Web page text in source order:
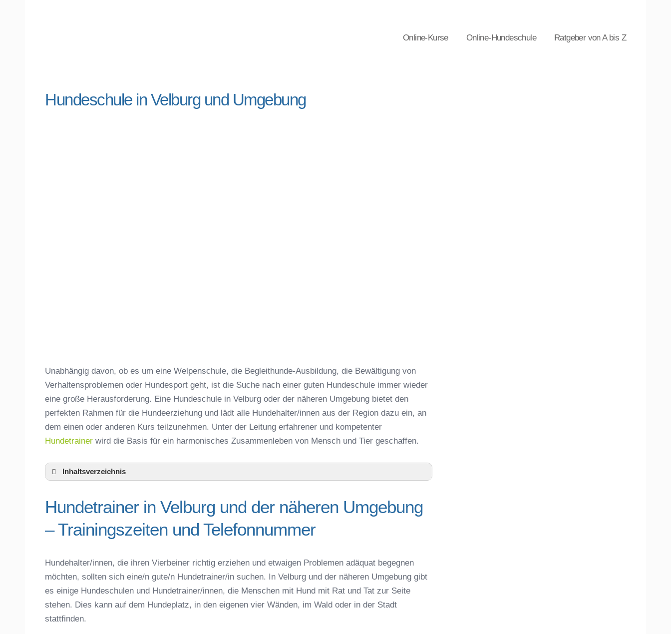
Online-Kurse Online-Hundeschule Ratgeber von A bis Z
Hundeschule in Velburg und Umgebung
Unabhängig davon, ob es um eine Welpenschule, die Begleithunde-Ausbildung, die Bewältigung von
Verhaltensproblemen oder Hundesport geht, ist die Suche nach einer guten Hundeschule immer wieder
eine große Herausforderung. Eine Hundeschule in Velburg oder der näheren Umgebung bietet den
perfekten Rahmen für die Hundeerziehung und lädt alle Hundehalter/innen aus der Region dazu ein, an
dem einen oder anderen Kurs teilzunehmen. Unter der Leitung erfahrener und kompetenter
Hundetrainer wird die Basis für ein harmonisches Zusammenleben von Mensch und Tier geschaffen.
Inhaltsverzeichnis
Hundetrainer in Velburg und der näheren Umgebung – Trainingszeiten und Telefonnummer
Das macht einen guten Hundetrainer aus
Hundeführerschein für die Region Neumarkt in der Oberpfalz – Online-Test
Hundezubehör für das Training und Hundespielzeug zur Beschäftigung
Preisvergleich der Hundeschulen in Velburg
Hundeschulen vs. Hundesportvereine in Velburg
So findet man den richtigen Hundetrainer in Velburg
Darum lohnt sich der Besuch einer Hundeschule
Hundetrainer in Velburg und der näheren Umgebung
– Trainingszeiten und Telefonnummer
Hundehalter/innen, die ihren Vierbeiner richtig erziehen und etwaigen Problemen adäquat begegnen
möchten, sollten sich eine/n gute/n Hundetrainer/in suchen. In Velburg und der näheren Umgebung gibt
es einige Hundeschulen und Hundetrainer/innen, die Menschen mit Hund mit Rat und Tat zur Seite
stehen. Dies kann auf dem Hundeplatz, in den eigenen vier Wänden, im Wald oder in der Stadt
stattfinden.